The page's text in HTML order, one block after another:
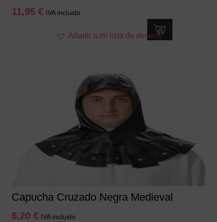
11,95 € IVA incluido
Añadir a mi lista de deseos
Capucha Cruzado Negra Medieval
6,20 € IVA incluido